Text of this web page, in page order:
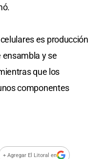
es producción
y se
que los
componentes
+ Agregar El Litoral en